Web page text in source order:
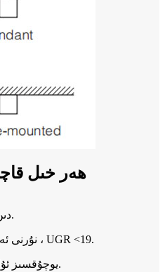
ھەر خىل
• 130lm / W دىن ئېشىپ كەتتى.
• نۇرنى ئەڭ ياخشى كونترول قىلىش ، UGR <19.
• يوچۇقسىز ئۇلىنىش ۋە يېنىك ئېقىش يوق.